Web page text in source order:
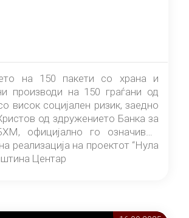
на 150 пакети со храна и
производи на 150 граѓани од
висок социјален ризик, заедно
од здружението Банка за
официјално го означивме
реализација на проектот “Нула
Центар